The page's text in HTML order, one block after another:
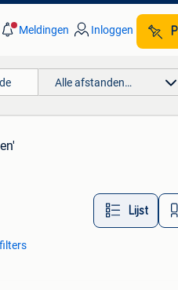
Meldingen Inloggen
Alle afstanden…
Lijst